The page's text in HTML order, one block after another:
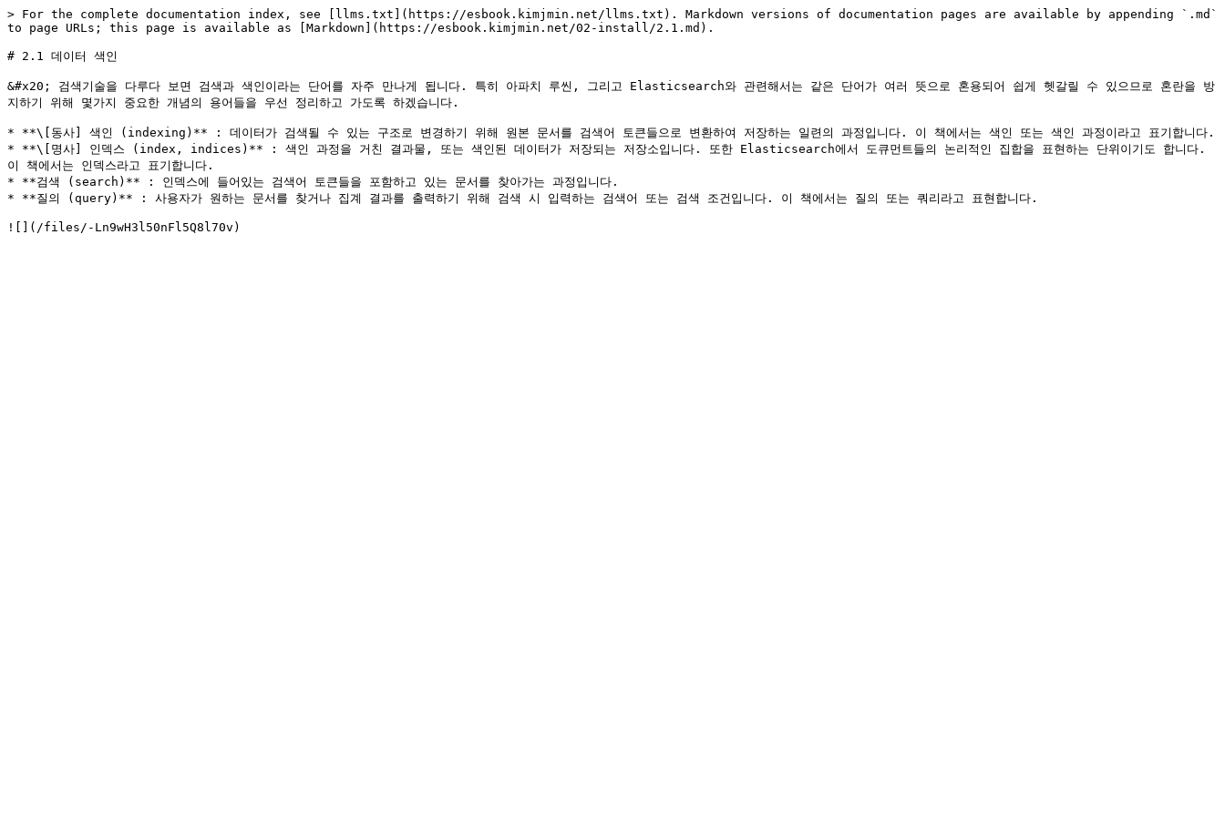
> For the complete documentation index, see [llms.txt](https://esbook.kimjmin.net/llms.txt). Markdown versions of documentation pages are available by appending `.md`
to page URLs; this page is available as [Markdown](https://esbook.kimjmin.net/02-install/2.1.md).
# 2.1 데이터 색인
&#x20; 검색기술을 다루다 보면 검색과 색인이라는 단어를 자주 만나게 됩니다. 특히 아파치 루씬, 그리고 Elasticsearch와 관련해서는 같은 단어가 여러 뜻으로 혼용되어 쉽게 헷갈릴 수 있으므로 혼란을 방
지하기 위해 몇가지 중요한 개념의 용어들을 우선 정리하고 가도록 하겠습니다.
* **\[동사] 색인 (indexing)** : 데이터가 검색될 수 있는 구조로 변경하기 위해 원본 문서를 검색어 토큰들으로 변환하여 저장하는 일련의 과정입니다. 이 책에서는 색인 또는 색인 과정이라고 표기합니다.
* **\[명사] 인덱스 (index, indices)** : 색인 과정을 거친 결과물, 또는 색인된 데이터가 저장되는 저장소입니다. 또한 Elasticsearch에서 도큐먼트들의 논리적인 집합을 표현하는 단위이기도 합니다.
이 책에서는 인덱스라고 표기합니다.
* **검색 (search)** : 인덱스에 들어있는 검색어 토큰들을 포함하고 있는 문서를 찾아가는 과정입니다.
* **질의 (query)** : 사용자가 원하는 문서를 찾거나 집계 결과를 출력하기 위해 검색 시 입력하는 검색어 또는 검색 조건입니다. 이 책에서는 질의 또는 쿼리라고 표현합니다.